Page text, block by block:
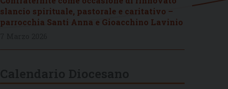
slancio spirituale, pastorale e caritativo –
parrocchia Santi Anna e Gioacchino Lavinio